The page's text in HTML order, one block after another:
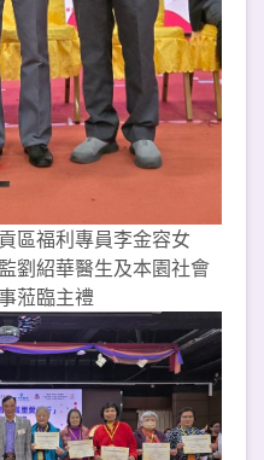
區福利專員李金容女
劉紹華醫生及本園社會
蒞臨主禮